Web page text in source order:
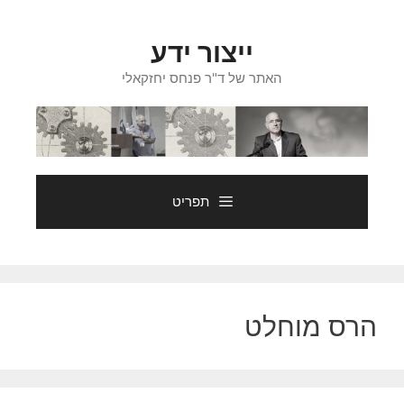
ייצור ידע
האתר של ד"ר פנחס יחזקאלי
תפריט
הרס מוחלט